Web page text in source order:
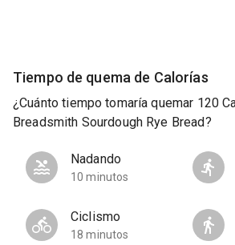
Tiempo de quema de Calorías
¿Cuánto tiempo tomaría quemar 120
Breadsmith Sourdough Rye Bread?
Nadando
10 minutos
Ciclismo
18 minutos